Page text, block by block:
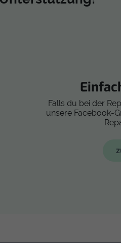
Falls du bei der
unsere Facebook-